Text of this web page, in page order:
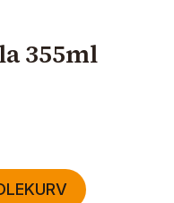
355ml